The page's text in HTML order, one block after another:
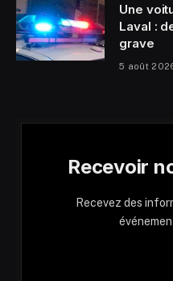
Une
Laval :
grave
5 août
Recevoir
Recevez des